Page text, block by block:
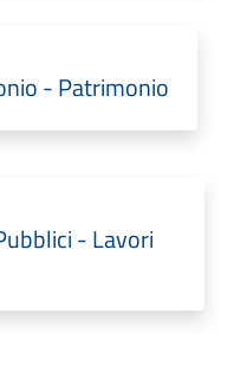
- Patrimonio
- Lavori